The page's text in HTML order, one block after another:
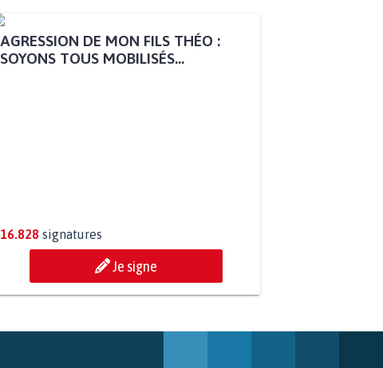
16.828 signatures
Je signe